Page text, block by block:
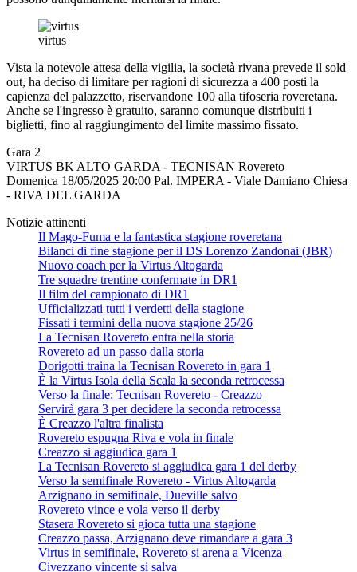
virtus
Vista la notevole attesa della vigilia, la società rivana prevede il sold
out, ha deciso di limitare per ragioni di sicurezza a 400 posti la
capienza del palazzetto, riservandone 100 alla tifoseria roveretana.
Anche se l'ingresso è gratuito, saranno comunque distribuiti i
biglietti, fino al raggiungimento del limite massimo fissato.
Gara 2
VIRTUS BK ALTO GARDA - TECNISAN Rovereto
Domenica 18/05/2025 20:00 Pal. IMPERA - Viale Damiano Chiesa
- RIVA DEL GARDA
Notizie attinenti
Il Mago-Fuma e la fantastica stagione roveretana
Bilanci di fine stagione per il DS Lorenzo Zandonai (JBR)
Nuovo coach per la Virtus Altogarda
Tre squadre trentine confermate in DR1
Il film del campionato di DR1
Ufficializzati tutti i verdetti della stagione
Fissati i termini della nuova stagione 25/26
La Tecnisan Rovereto entra nella storia
Rovereto ad un passo dalla storia
Dorigotti traina la Tecnisan Rovereto in gara 1
È la Virtus Isola della Scala la seconda retrocessa
Verso la finale: Tecnisan Rovereto - Creazzo
Servirà gara 3 per decidere la seconda retrocessa
È Creazzo l'altra finalista
Rovereto espugna Riva e vola in finale
Creazzo si aggiudica gara 1
La Tecnisan Rovereto si aggiudica gara 1 del derby
Verso la semifinale Rovereto - Virtus Altogarda
Arzignano in semifinale, Dueville salvo
Rovereto vince e vola verso il derby
Stasera Rovereto si gioca tutta una stagione
Creazzo passa, Arzignano deve rimandare a gara 3
Virtus in semifinale, Rovereto si arena a Vicenza
Civezzano vincente si salva